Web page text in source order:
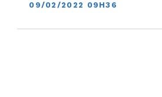
09/02/2022 09H36